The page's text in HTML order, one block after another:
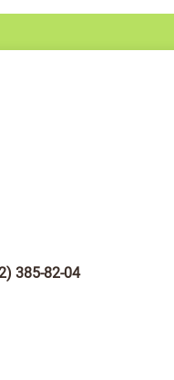
385-82-04